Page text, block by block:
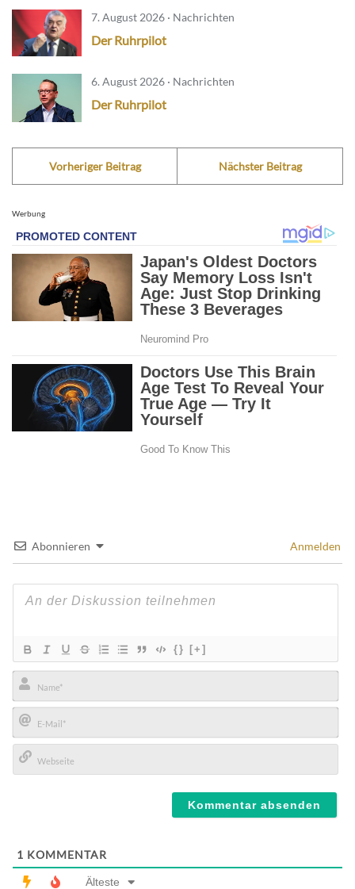
7. August 2026 · Nachrichten
Der Ruhrpilot
6. August 2026 · Nachrichten
Der Ruhrpilot
Vorheriger Beitrag Nächster Beitrag
Werbung
Abonnieren Anmelden
{} [+]
Name*
E-
Mail*
1 KOMMENTAR
Älteste